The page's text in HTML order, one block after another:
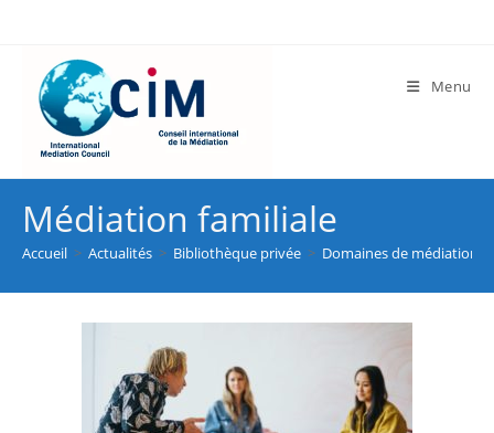
Menu
Médiation familiale
Accueil > Actualités > Bibliothèque privée > Domaines de médiation